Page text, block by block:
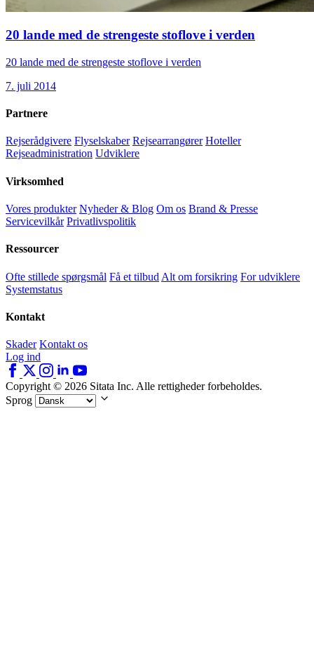
20 lande med de strengeste stoflove i verden
20 lande med de strengeste stoflove i verden
7. juli 2014
Partnere
Rejserådgivere Flyselskaber Rejsearrangører Hoteller
Rejseadministration Udviklere
Virksomhed
Vores produkter Nyheder & Blog Om os Brand & Presse
Servicevilkår Privatlivspolitik
Ressourcer
Ofte stillede spørgsmål Få et tilbud Alt om forsikring For udviklere
Systemstatus
Kontakt
Skader Kontakt os
Log ind
Copyright © 2026 Sitata Inc. Alle rettigheder forbeholdes.
Sprog